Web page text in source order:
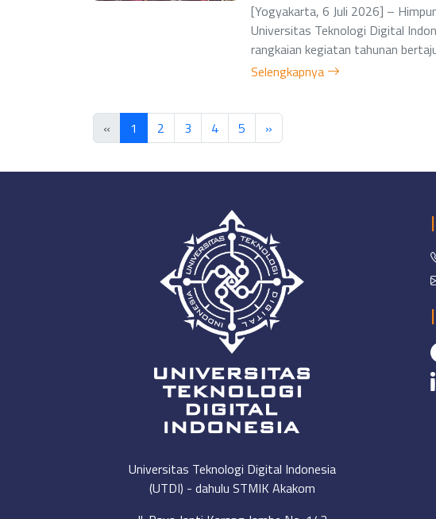
[Yogyakarta, 6 Juli 2026] –
Universitas Teknologi Digital
rangkaian kegiatan tahunan
Selengkapnya
« 1 2 3 4 5 »
Universitas Teknologi Digital Indonesia
(UTDI) - dahulu STMIK Akakom